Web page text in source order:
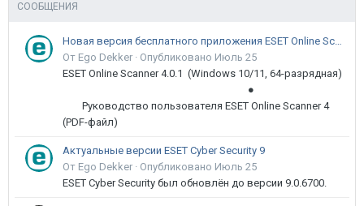
СООБЩЕНИЯ
Новая версия бесплатного приложения ESET Online Scanner доступна пользователям
От Ego Dekker · Опубликовано Июль 25
ESET Online Scanner 4.0.1 (Windows 10/11, 64-разрядная)
●
Руководство пользователя ESET Online Scanner 4
(PDF-файл)
Актуальные версии ESET Cyber Security 9
От Ego Dekker · Опубликовано Июль 25
ESET Cyber Security был обновлён до версии 9.0.6700.